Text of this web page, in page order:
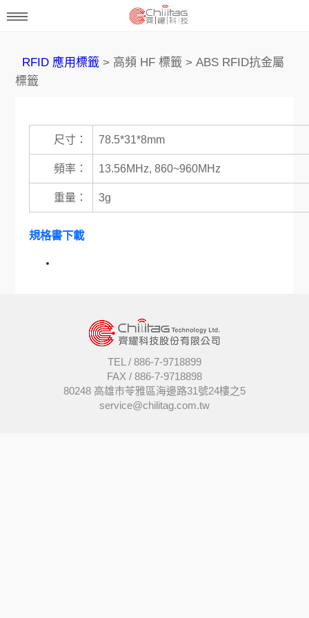
RFID 應用標籤 > 高頻 HF 標籤 > ABS RFID抗金屬
標籤
尺寸： 78.5*31*8mm
頻率： 13.56MHz, 860~960MHz
重量： 3g
規格書下載
TEL / 886-7-9718899
FAX / 886-7-9718898
80248 高雄市苓雅區海邊路31號24樓之5
service@chilitag.com.tw